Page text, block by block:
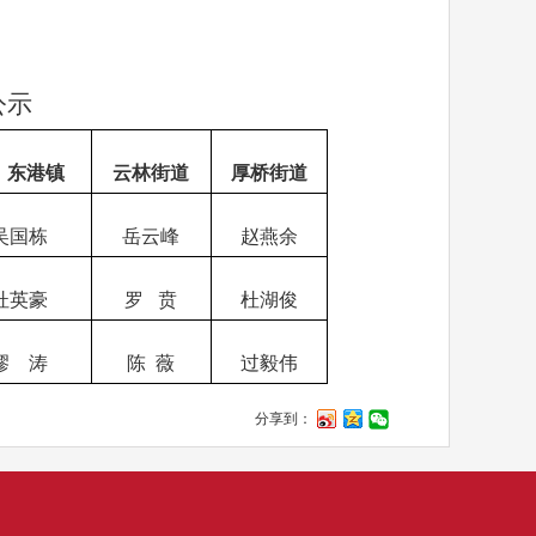
示
东港镇 云林街道 厚桥街道
国栋 岳云峰 赵燕余
英豪 罗 贲 杜湖俊
涛 陈 薇 过毅伟
分享到：